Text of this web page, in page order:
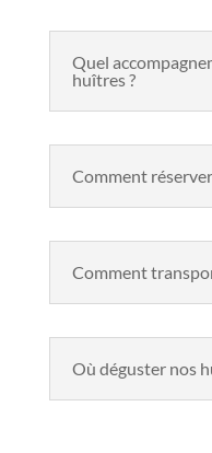
Quel
huîtres ?
Comment
Comment
Où déguster nos